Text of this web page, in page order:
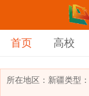
首页 高校
所在地区： 新疆类型：